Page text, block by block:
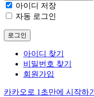
아이디 저장
자동 로그인
로그인
아이디 찾기
비밀번호 찾기
회원가입
카카오로 1초만에 시작하기